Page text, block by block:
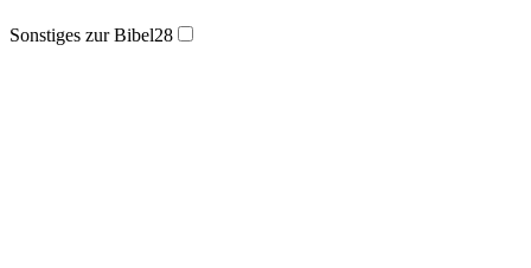
Sonstiges zur Bibel28